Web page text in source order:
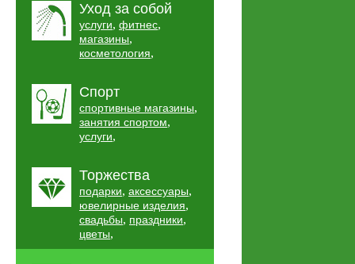
Уход за собой
услуги, фитнес,
магазины,
косметология,
Спорт
спортивные магазины,
занятия спортом,
услуги,
Торжества
подарки, аксессуары,
ювелирные изделия,
свадьбы, праздники,
цветы,